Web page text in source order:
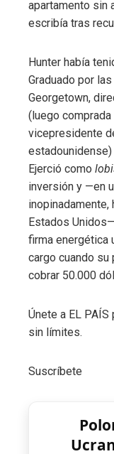
apartamento sin
escribía tras
Hunter había
Graduado por
Georgetown,
(luego
vicepresidente
estadounidense)
Ejerció como
inversión y —en
inopinadamente,
Estados
firma energética
cargo cuando
cobrar 50.000
Únete a EL
sin límites.
Suscríbete